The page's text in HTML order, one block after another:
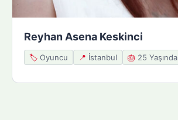
Reyhan Asena Keskinci
🏷️ Oyuncu 📍 İstanbul 🎂 25 Yaşında